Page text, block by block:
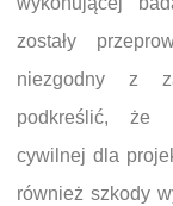
zostały
niezgodny z
podkreślić, że
cywilnej dla
również szkody